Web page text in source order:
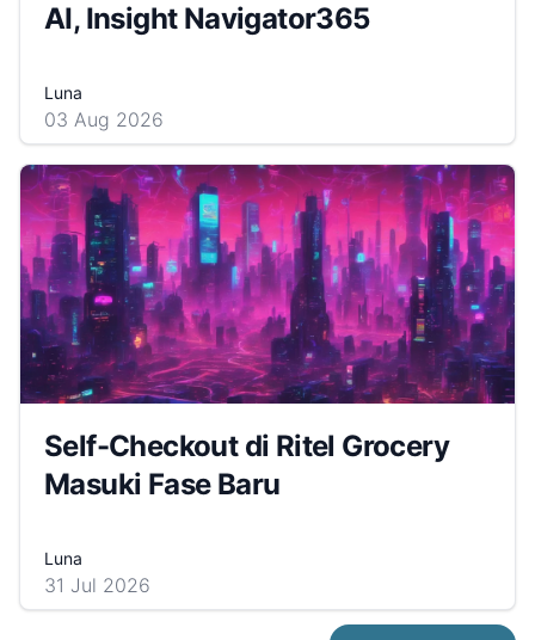
AI, Insight Navigator365
Luna
03 Aug 2026
Self-Checkout di Ritel Grocery
Masuki Fase Baru
Luna
31 Jul 2026